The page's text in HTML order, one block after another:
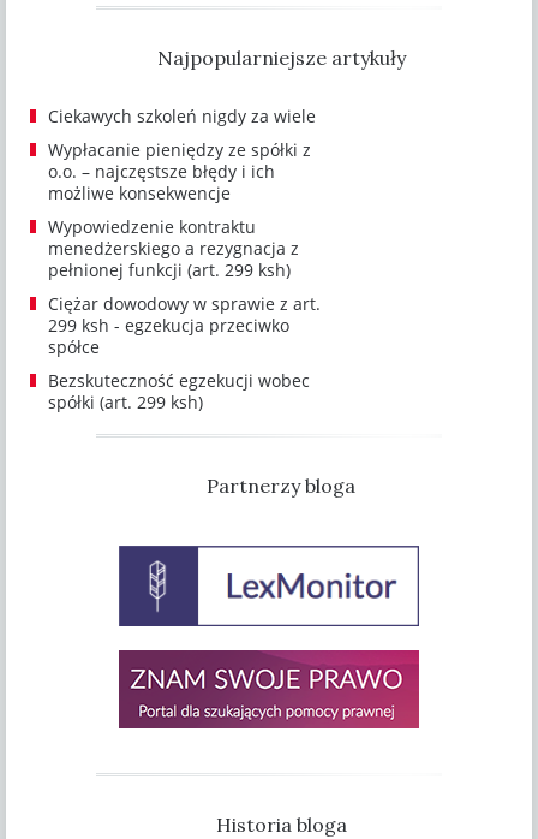
Najpopularniejsze artykuły
Ciekawych szkoleń nigdy za wiele
Wypłacanie pieniędzy ze spółki z
o.o. – najczęstsze błędy i ich
możliwe konsekwencje
Wypowiedzenie kontraktu
menedżerskiego a rezygnacja z
pełnionej funkcji (art. 299 ksh)
Ciężar dowodowy w sprawie z art.
299 ksh - egzekucja przeciwko
spółce
Bezskuteczność egzekucji wobec
spółki (art. 299 ksh)
Partnerzy bloga
Historia bloga